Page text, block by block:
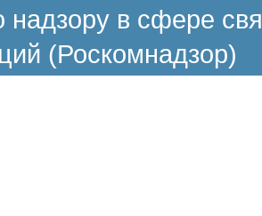
надзору в сфере
(Роскомнадзор)